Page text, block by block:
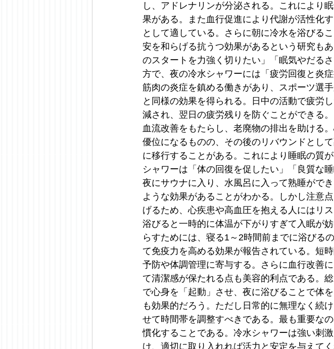
し、アドレナリンが分泌される。これにより
果がある。また血行促進により代謝が活性化
として適している。さらに朝に冷水を浴びる
安を和らげる抗うつ効果があるという研究も
のスタートを力強く切りたい」「眠気やだる
方で、夜の冷水シャワーには「疲労回復と炎
筋肉の炎症を鎮める働きがあり、スポーツ選
と同様の効果を得られる。日中の活動で疲労
減され、翌日の疲労残りを防ぐことができる
血流改善をもたらし、老廃物の排出を助ける
優位になるものの、その後のリバウンドとし
に移行することがある。これにより睡眠の質
シャワーは「体の回復を促したい」「良質な
夜にサウナに入り、水風呂に入って熟睡がで
ような効果があることがわかる。しかし注意
げるため、心疾患や高血圧を抱える人にはリ
浴びると一時的に体温が下がりすぎて入眠が
らすためには、寝る1～2時間前までに浴びる
て免疫力を高める効果が報告されている。短
予防や体調管理に寄与する。さらに血行改善
て清潔感が保たれる点も美容的利点である。
で心身を「起動」させ、夜に浴びることで体
も効果的だろう。ただし日常的に無理なく続
せて時間帯を調整すべきである。最も重要な
慣化することである。冷水シャワーは強い刺
け、適切に取り入れれば活力と安定を与えて